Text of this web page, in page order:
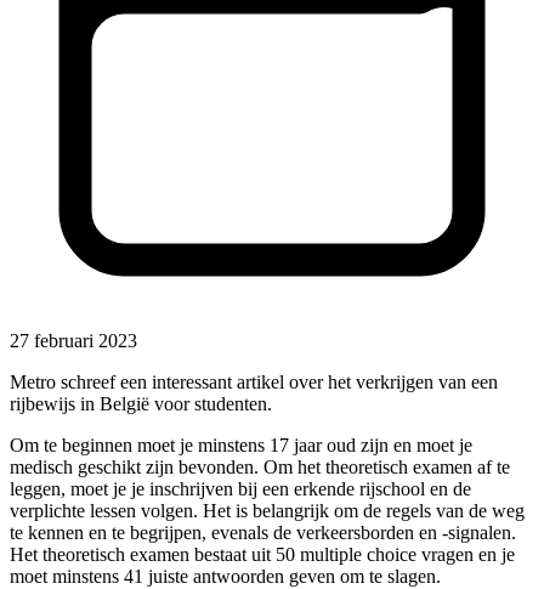
27 februari 2023
Metro schreef een interessant artikel over het verkrijgen van een
rijbewijs in België voor studenten.
Om te beginnen moet je minstens 17 jaar oud zijn en moet je
medisch geschikt zijn bevonden. Om het theoretisch examen af te
leggen, moet je je inschrijven bij een erkende rijschool en de
verplichte lessen volgen. Het is belangrijk om de regels van de weg
te kennen en te begrijpen, evenals de verkeersborden en -signalen.
Het theoretisch examen bestaat uit 50 multiple choice vragen en je
moet minstens 41 juiste antwoorden geven om te slagen.